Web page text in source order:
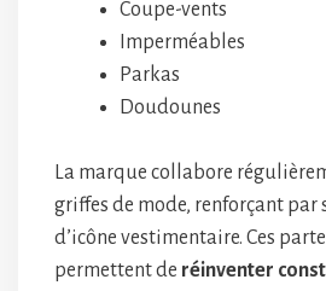
Coupe-vents
Imperméables
Parkas
Doudounes
La marque collabore
griffes de mode, renforçant par
d’icône vestimentaire. Ces
permettent de réinventer